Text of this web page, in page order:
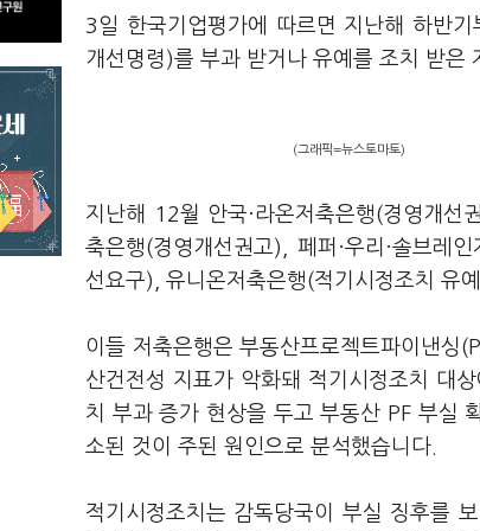
3일 한국기업평가에 따르면 지난해 하반
개선명령)를 부과 받거나 유예를 조치 받은
(그래픽=뉴스토마토)
지난해 12월 안국·라온저축은행(경영개선
축은행(경영개선권고), 페퍼·우리·솔브레
선요구), 유니온저축은행(적기시정조치 유
이들 저축은행은 부동산프로젝트파이낸싱
산건전성 지표가 악화돼 적기시정조치 대
치 부과 증가 현상을 두고 부동산 PF 부실
소된 것이 주된 원인으로 분석했습니다.
적기시정조치는 감독당국이 부실 징후를